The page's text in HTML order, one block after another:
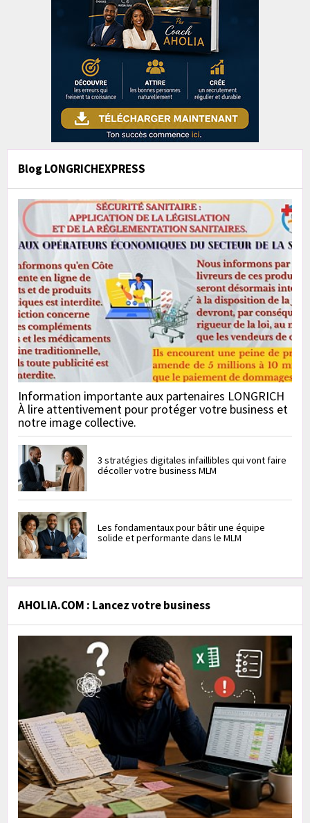
Blog LONGRICHEXPRESS
Information importante aux partenaires LONGRICH
À lire attentivement pour protéger votre business et
notre image collective.
3 stratégies digitales infaillibles qui vont faire
décoller votre business MLM
Les fondamentaux pour bâtir une équipe
solide et performante dans le MLM
AHOLIA.COM : Lancez votre business